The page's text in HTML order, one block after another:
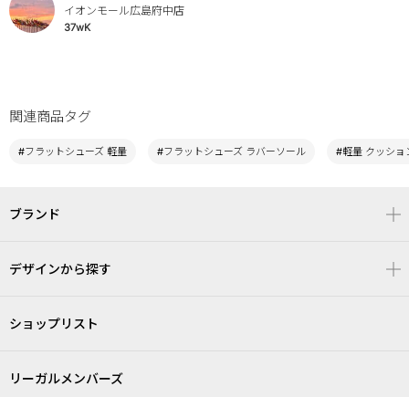
イオンモール広島府中店
37wK
関連商品タグ
#フラットシューズ 軽量 #フラットシューズ ラバーソール #軽量 クッショ
ブランド
デザインから探す
ショップリスト
リーガルメンバーズ